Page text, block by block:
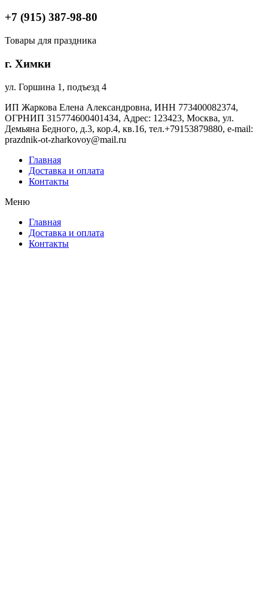
+7 (915) 387-98-80
Товары для праздника
г. Химки
ул. Горшина 1, подъезд 4
ИП Жаркова Елена Александровна, ИНН 773400082374,
ОГРНИП 315774600401434, Адрес: 123423, Москва, ул.
Демьяна Бедного, д.3, кор.4, кв.16, тел.+79153879880, e-mail:
prazdnik-ot-zharkovoy@mail.ru
Главная
Доставка и оплата
Контакты
Меню
Главная
Доставка и оплата
Контакты